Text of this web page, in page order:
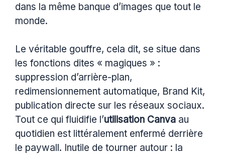
dans la même banque d’images que tout le
monde.
Le véritable gouffre, cela dit, se situe dans
les fonctions dites « magiques » :
suppression d’arrière-plan,
redimensionnement automatique, Brand Kit,
publication directe sur les réseaux sociaux.
Tout ce qui fluidifie l’utilisation Canva au
quotidien est littéralement enfermé derrière
le paywall. Inutile de tourner autour : la